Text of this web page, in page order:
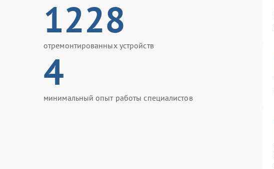
1228
отремонтированных устройств
4
минимальный опыт работы специалистов